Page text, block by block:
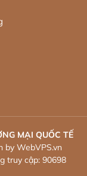
MẠI QUỐC TẾ
by WebVPS.vn
truy cập: 90698